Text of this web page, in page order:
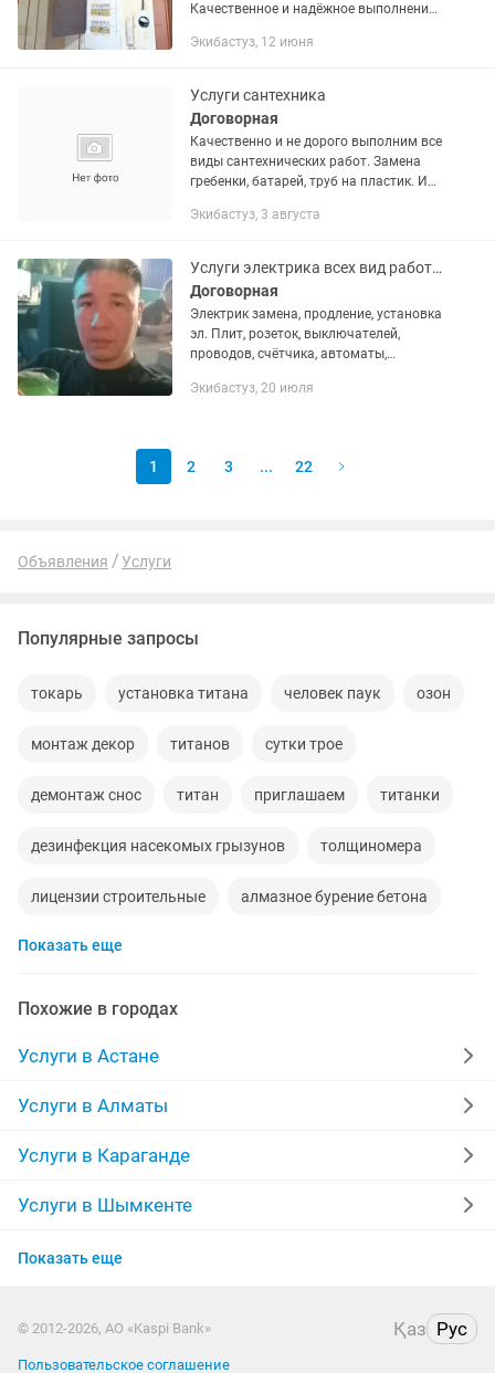
Качественное и надёжное выполнение
Оперативность и точность в каждом
Экибастуз, 12 июня
Услуги сантехника
Договорная
Качественно и не дорого выполним все
виды сантехнических работ. Замена
гребенки, батарей, труб на пластик. И
Экибастуз, 3 августа
Услуги электрика всех вид работ от ВРУ ШРС Щитовые итд
Договорная
Электрик замена, продление, установка
эл. Плит, розеток, выключателей,
проводов, счётчика, автоматы,
ревизия ВРУ, ШРС, ЩИТОВЫЕ, КВ ЭЛ.
Экибастуз, 20 июля
1 2 3 ... 22
Объявления Услуги
Популярные запросы
токарь установка титана человек паук озон
монтаж декор титанов сутки трое
демонтаж снос титан приглашаем титанки
дезинфекция насекомых грызунов толщиномера
лицензии строительные алмазное бурение бетона
установка стиральных машинок
снос демонтаж
Показать еще
Похожие в городах
Услуги в Астане
Услуги в Алматы
Услуги в Караганде
Услуги в Шымкенте
Услуги в Усть-Каменогорске
Услуги в Актау
Показать еще
© 2012-2026, АО «Kaspi Bank» Қаз Рус
Пользовательское соглашение